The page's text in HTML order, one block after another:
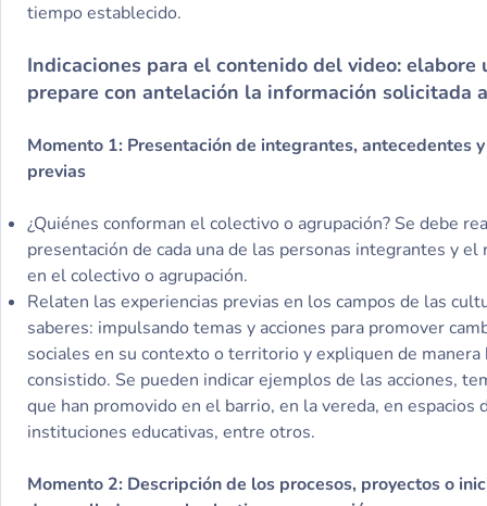
tiempo establecido.
Indicaciones para el contenido del video: elabore
prepare con antelación la información solicitada
Momento 1: Presentación de integrantes, antecedentes
previas
¿Quiénes conforman el colectivo o agrupación? Se debe
presentación de cada una de las personas integrantes y
en el colectivo o agrupación.
Relaten las experiencias previas en los campos de las
saberes: impulsando temas y acciones para promover
sociales en su contexto o territorio y expliquen de manera
consistido. Se pueden indicar ejemplos de las acciones,
que han promovido en el barrio, en la vereda, en espacios
instituciones educativas, entre otros.
Momento 2: Descripción de los procesos, proyectos o